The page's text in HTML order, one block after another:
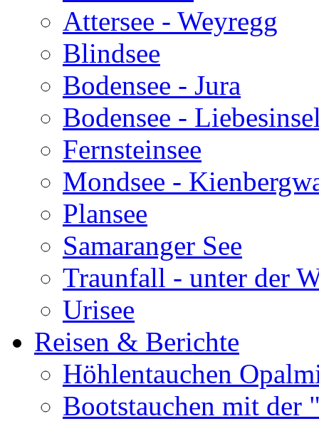
Attersee - Weyregg
Blindsee
Bodensee - Jura
Bodensee -
Fernsteinsee
Mondsee -
Plansee
Samaranger See
Traunfall - unter der
Urisee
Reisen & Berichte
Höhlentauchen
Bootstauchen mit